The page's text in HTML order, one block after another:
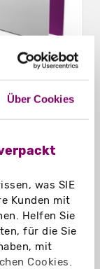
Über Cookies
was SIE
Kunden mit
Helfen Sie
für die Sie
mit
Cookies.
offen